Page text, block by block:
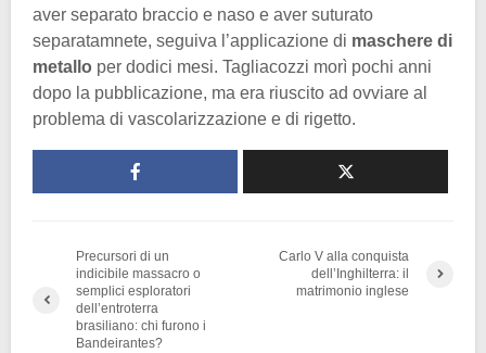
aver separato braccio e naso e aver suturato
separatamnete, seguiva l’applicazione di maschere di
metallo per dodici mesi. Tagliacozzi morì pochi anni
dopo la pubblicazione, ma era riuscito ad ovviare al
problema di vascolarizzazione e di rigetto.
Precursori di un
indicibile massacro o
semplici esploratori
dell’entroterra
brasiliano: chi furono i
Bandeirantes?
Carlo V alla conquista
dell’Inghilterra: il
matrimonio inglese